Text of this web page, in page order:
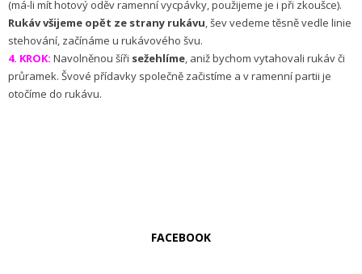
(má-li mít hotový oděv ramenní vycpávky, použijeme je i při zkoušce).
Rukáv všijeme opět ze strany rukávu, šev vedeme těsně vedle linie
stehování, začínáme u rukávového švu.
4. KROK: Navolněnou šíři sežehlíme, aniž bychom vytahovali rukáv či
průramek. Švové přídavky společně začistíme a v ramenní partii je
otočíme do rukávu.
FACEBOOK